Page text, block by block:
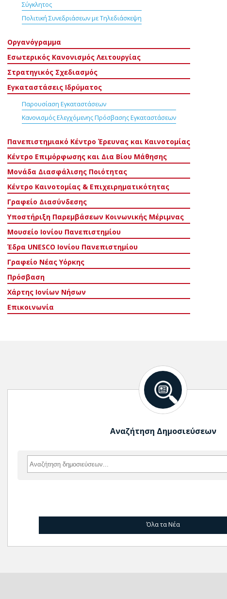
Σύγκλητος
Πολιτική Συνεδριάσεων με Τηλεδιάσκεψη
Οργανόγραμμα
Εσωτερικός Κανονισμός Λειτουργίας
Στρατηγικός Σχεδιασμός
Εγκαταστάσεις Ιδρύματος
Παρουσίαση Εγκαταστάσεων
Κανονισμός Ελεγχόμενης Πρόσβασης Εγκαταστάσεων
Πανεπιστημιακό Κέντρο Έρευνας και Καινοτομίας
Κέντρο Επιμόρφωσης και Δια Βίου Μάθησης
Μονάδα Διασφάλισης Ποιότητας
Κέντρο Καινοτομίας & Επιχειρηματικότητας
Γραφείο Διασύνδεσης
Υποστήριξη Παρεμβάσεων Κοινωνικής Μέριμνας
Μουσείο Ιονίου Πανεπιστημίου
Έδρα UNESCO Ιονίου Πανεπιστημίου
Γραφείο Νέας Υόρκης
Πρόσβαση
Χάρτης Ιονίων Νήσων
Επικοινωνία
Αναζήτηση Δημοσιεύσεων
Όλα τα Νέα